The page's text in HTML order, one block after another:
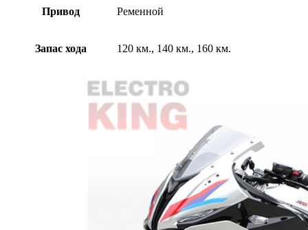
Привод Ременной
Запас хода 120 км., 140 км., 160 км.